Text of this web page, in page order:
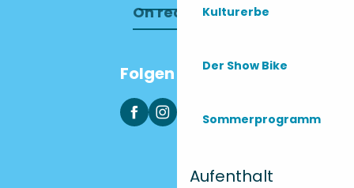
Kulturerbe
Der Show Bike
Sommerprogramm
Aufenthalt
On recrute !
Folgen Sie uns